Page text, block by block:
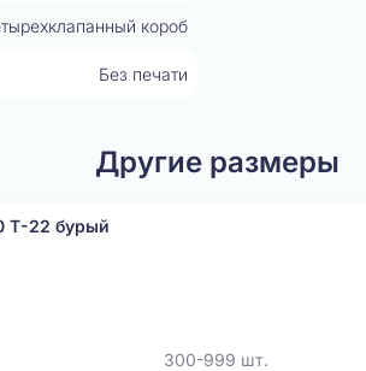
короб
Без печати
Другие размеры
Т-22 бурый
300-999 шт.